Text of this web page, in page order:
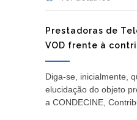
Prestadoras de
VOD frente à
Diga-se, inicialmente,
elucidação do objeto
a CONDECINE,